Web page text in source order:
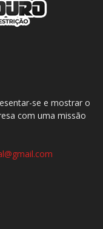
se e mostrar o
com uma missão